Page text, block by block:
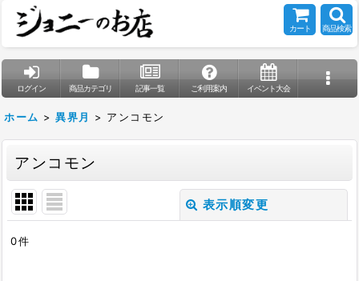
カート 商品検索
ログイン 商品カテゴリ 記事一覧 ご利用案内 イベント大会
ホーム > 異界月 > アンコモン
アンコモン
表示順変更
表示数
0件